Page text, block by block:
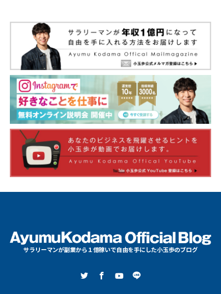
サラリーマンが副業から１億稼いで自由を手にした小玉歩のブログ